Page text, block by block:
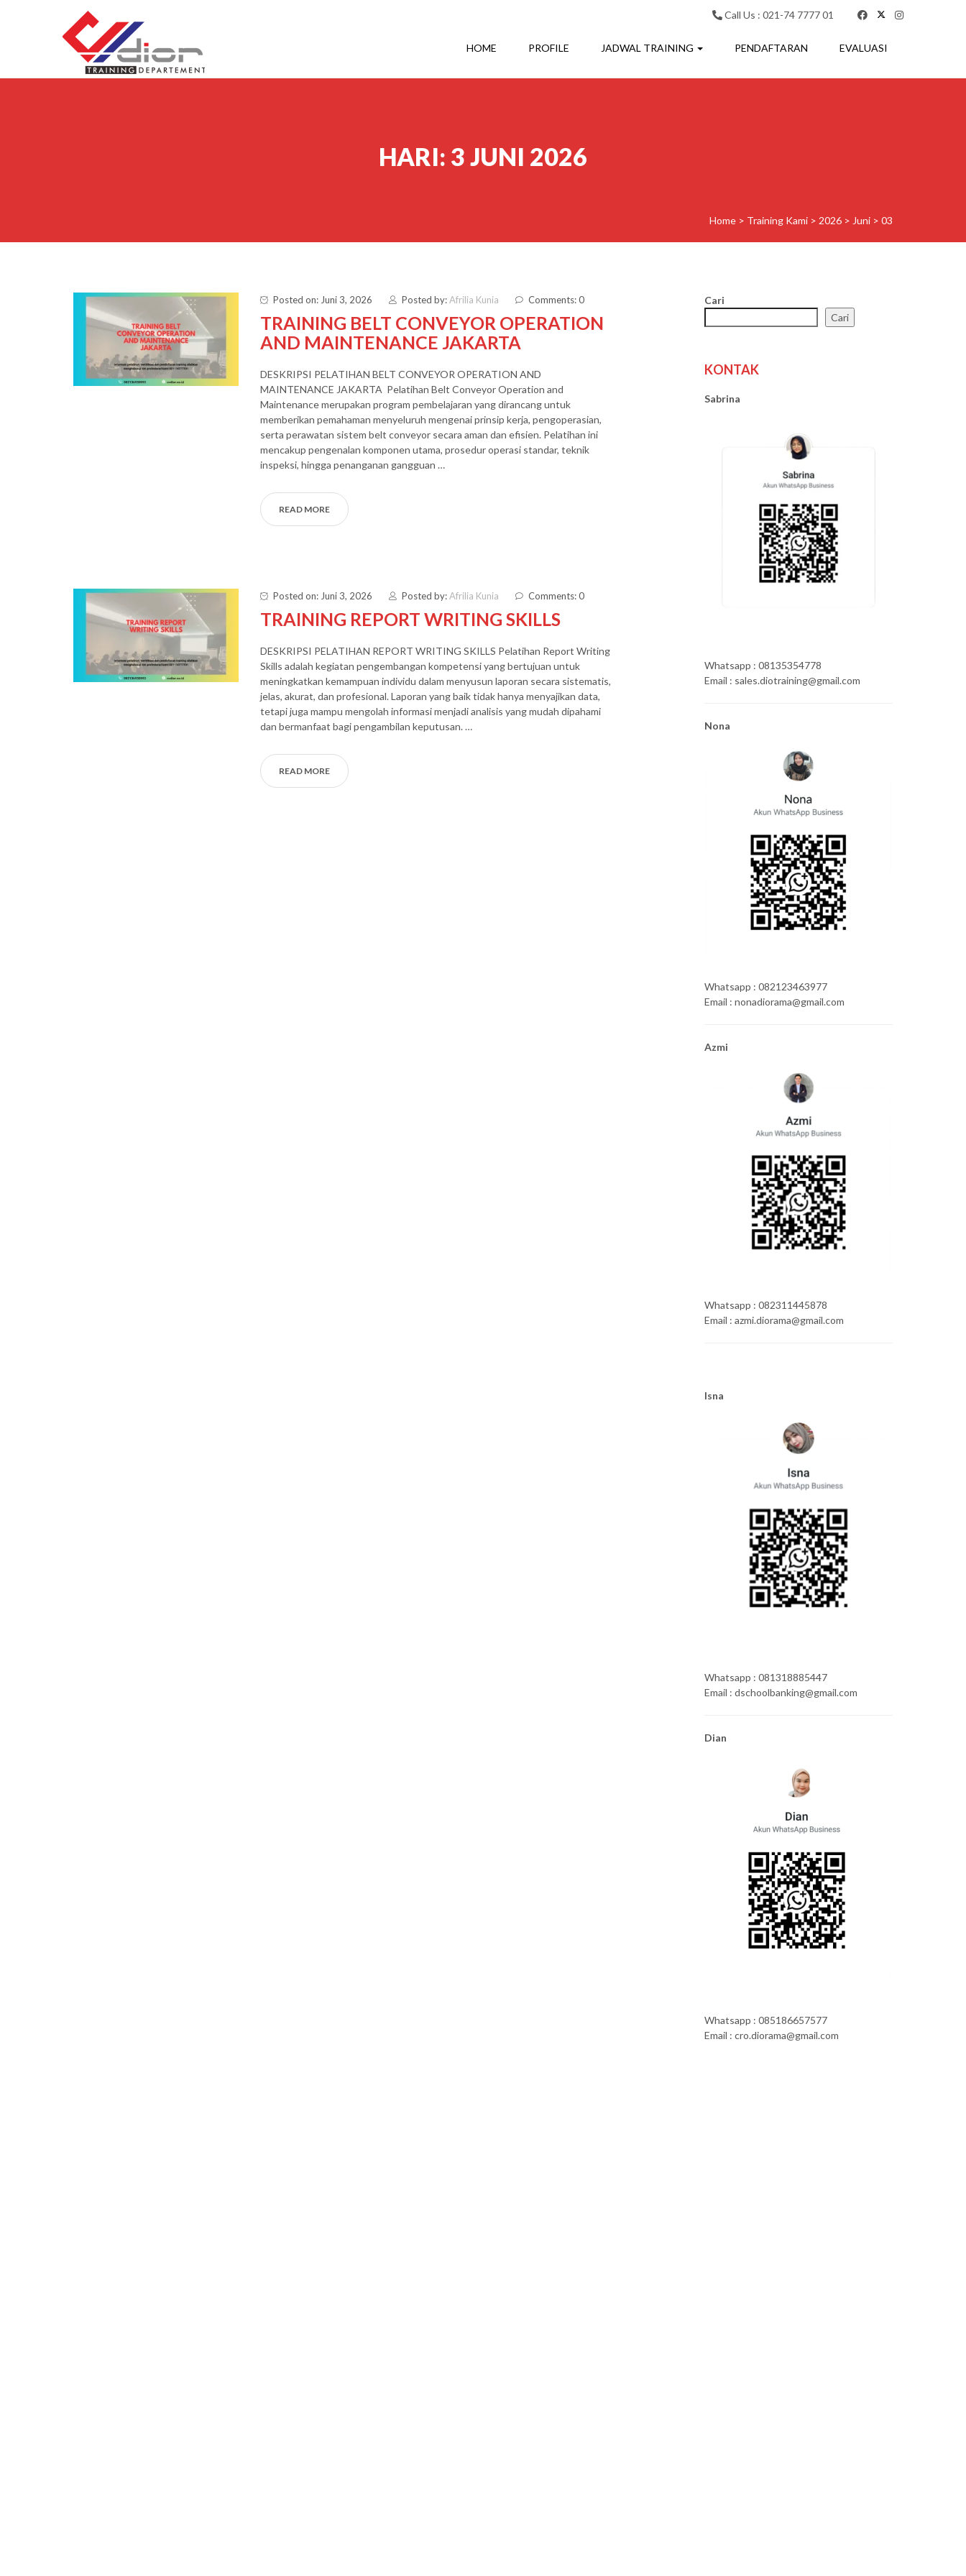
Call Us : 021-74 7777 01
HOME PROFILE JADWAL TRAINING PENDAFTARAN EVALUASI
HARI: 3 JUNI 2026
Home > Training Kami > 2026 > Juni > 03
Posted on: Juni 3, 2026 Posted by:Afrilia Kunia Comments: 0
TRAINING BELT CONVEYOR OPERATION
AND MAINTENANCE JAKARTA
DESKRIPSI PELATIHAN BELT CONVEYOR OPERATION AND
MAINTENANCE JAKARTA Pelatihan Belt Conveyor Operation and
Maintenance merupakan program pembelajaran yang dirancang untuk
memberikan pemahaman menyeluruh mengenai prinsip kerja, pengoperasian,
serta perawatan sistem belt conveyor secara aman dan efisien. Pelatihan ini
mencakup pengenalan komponen utama, prosedur operasi standar, teknik
inspeksi, hingga penanganan gangguan …
READ MORE
Posted on: Juni 3, 2026 Posted by:Afrilia Kunia Comments: 0
TRAINING REPORT WRITING SKILLS
DESKRIPSI PELATIHAN REPORT WRITING SKILLS Pelatihan Report Writing
Skills adalah kegiatan pengembangan kompetensi yang bertujuan untuk
meningkatkan kemampuan individu dalam menyusun laporan secara sistematis,
jelas, akurat, dan profesional. Laporan yang baik tidak hanya menyajikan data,
tetapi juga mampu mengolah informasi menjadi analisis yang mudah dipahami
dan bermanfaat bagi pengambilan keputusan. …
READ MORE
Cari
Cari
KONTAK
Sabrina
Whatsapp : 08135354778
Email : sales.diotraining@gmail.com
Nona
Whatsapp : 082123463977
Email : nonadiorama@gmail.com
Azmi
Whatsapp : 082311445878
Email : azmi.diorama@gmail.com
Isna
Whatsapp : 081318885447
Email : dschoolbanking@gmail.com
Dian
Whatsapp : 085186657577
Email : cro.diorama@gmail.com